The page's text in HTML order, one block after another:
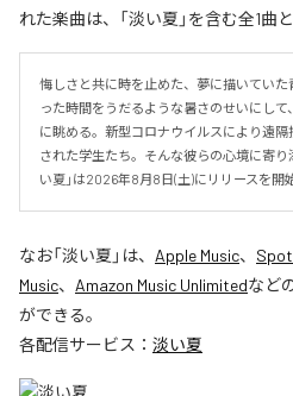
れた楽曲は、「淡い夏」を含む全1曲
悔しさと共に時を止めた、夢に描いてい
った時間をうだるような暑さのせいにし
に眺める。新型コロナウイルスにより遠
された学生たち。そんな彼らの心境に寄
い夏」は2026年8月8日(土)にリリースを開
なお「淡い夏 」は、 Apple Music、
Music、 Amazon Music Unlimitedなど
ができる。
各配信サービス： 淡い夏